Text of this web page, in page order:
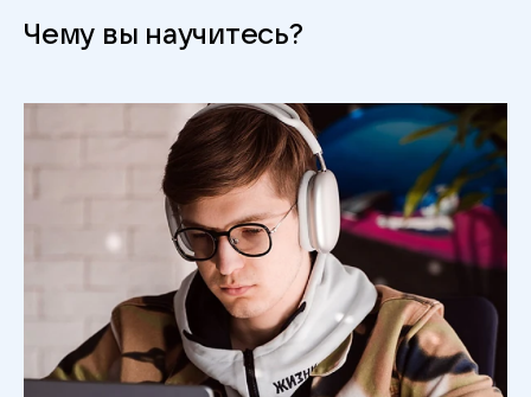
Чему вы научитесь?